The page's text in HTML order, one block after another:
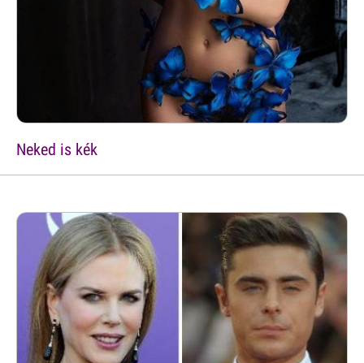
Neked is kék